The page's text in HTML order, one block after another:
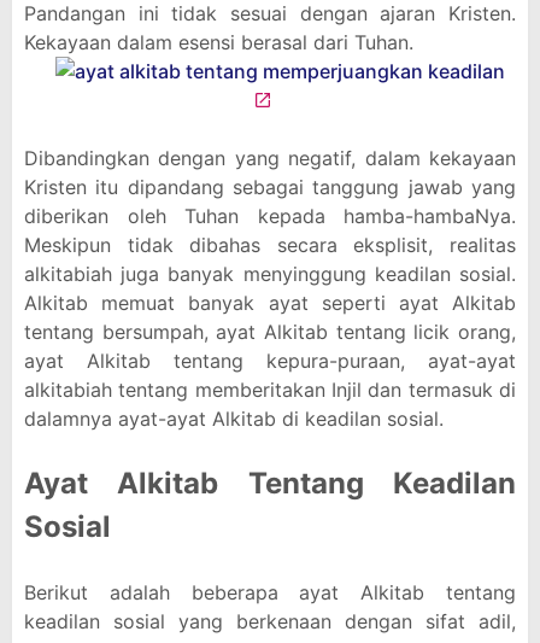
Pandangan ini tidak sesuai dengan ajaran Kristen.
Kekayaan dalam esensi berasal dari Tuhan.
Dibandingkan dengan yang negatif, dalam kekayaan
Kristen itu dipandang sebagai tanggung jawab yang
diberikan oleh Tuhan kepada hamba-hambaNya.
Meskipun tidak dibahas secara eksplisit, realitas
alkitabiah juga banyak menyinggung keadilan sosial.
Alkitab memuat banyak ayat seperti ayat Alkitab
tentang bersumpah, ayat Alkitab tentang licik orang,
ayat Alkitab tentang kepura-puraan, ayat-ayat
alkitabiah tentang memberitakan Injil dan termasuk di
dalamnya ayat-ayat Alkitab di keadilan sosial.
Ayat Alkitab Tentang Keadilan
Sosial
Berikut adalah beberapa ayat Alkitab tentang
keadilan sosial yang berkenaan dengan sifat adil,